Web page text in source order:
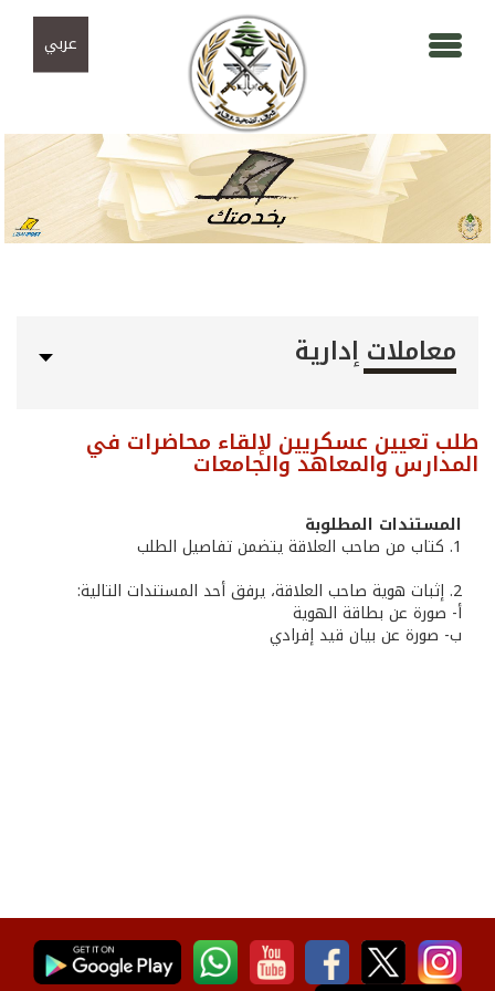
عربي
معاملات إدارية
طلب تعيين عسكريين لإلقاء محاضرات في
المدارس والمعاهد والجامعات
المستندات المطلوبة
1. كتاب من صاحب العلاقة يتضمن تفاصيل الطلب
2. إثبات هوية صاحب العلاقة، يرفق أحد المستندات التالية:
أ- صورة عن بطاقة الهوية
ب‌- صورة عن بيان قيد إفرادي